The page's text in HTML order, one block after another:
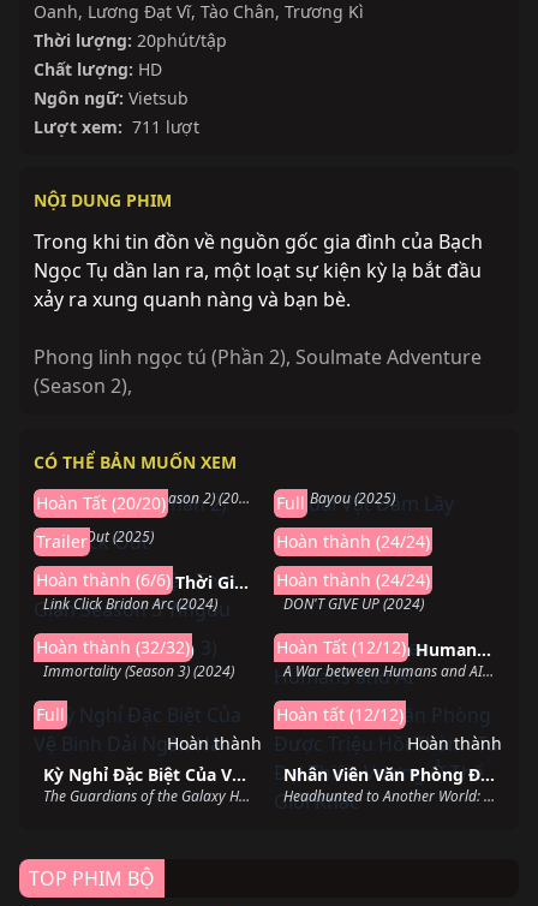
Oanh, Lương Đạt Vĩ, Tào Chân, Trương Kì
Thời lượng: 20phút/tập
Chất lượng: HD
Ngôn ngữ: Vietsub
Lượt xem: 711 lượt
NỘI DUNG PHIM
Trong khi tin đồn về nguồn gốc gia đình của Bạch
Ngọc Tụ dần lan ra, một loạt sự kiện kỳ lạ bắt đầu
xảy ra xung quanh nàng và bạn bè.
Phong linh ngọc tú (Phần 2), Soulmate Adventure
(Season 2),
CÓ THỂ BẢN MUỐN XEM
LEGO DREAMZzz (Season 2) (2024)
Hoàn Tất (20/20) The Bayou (2025)
Full
Knock Out
Knock Out (2025)
Trailer
Tiger Crane
Tiger Crane (2024)
Hoàn thành (24/24)
Người Đại Diện Thời Gian Season 3 Yingdu
Link Click Bridon Arc (2024)
Hoàn thành (6/6)
DON’T GIVE UP
DON'T GIVE UP (2024)
Hoàn thành (24/24)
Hoàn thành
Vĩnh Sinh (Phần 3)
Immortality (Season 3) (2024)
Hoàn thành (32/32)
Hoàn thành
A War between Humans and AI
A War between Humans and AI (2024)
Hoàn Tất (12/12)
Hoàn thành
Kỳ Nghỉ Đặc Biệt Của Vệ Binh Dải Ngân Hà
The Guardians of the Galaxy Holiday Special (2022)
Full
Hoàn thành
Nhân Viên Văn Phòng Được Triệu Hồi Thành Tứ Đại Thiên Vương Ở Thế Giới Khác
Headhunted to Another World: From Salaryman to Big Four! (2025)
Hoàn tất (12/12)
Hoàn thành
TOP PHIM BỘ